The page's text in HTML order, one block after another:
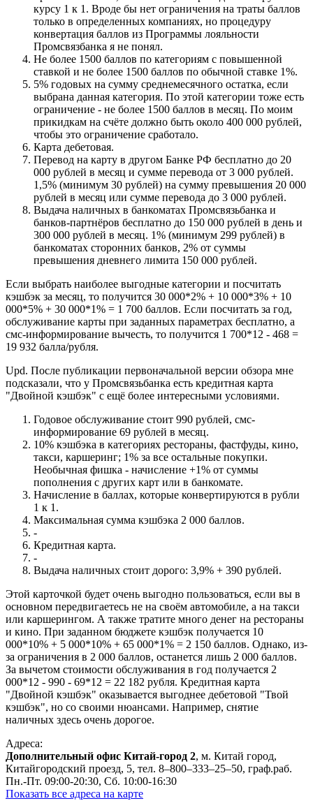
курсу 1 к 1. Вроде бы нет ограничения на траты баллов
только в определенных компаниях, но процедуру
конвертация баллов из Программы лояльности
Промсвязбанка я не понял.
Не более 1500 баллов по категориям с повышенной
ставкой и не более 1500 баллов по обычной ставке 1%.
5% годовых на сумму среднемесячного остатка, если
выбрана данная категория. По этой категории тоже есть
ограничение - не более 1500 баллов в месяц. По моим
прикидкам на счёте должно быть около 400 000 рублей,
чтобы это ограничение сработало.
Карта дебетовая.
Перевод на карту в другом Банке РФ бесплатно до 20
000 рублей в месяц и сумме перевода от 3 000 рублей.
1,5% (минимум 30 рублей) на сумму превышения 20 000
рублей в месяц или сумме перевода до 3 000 рублей.
Выдача наличных в банкоматах Промсвязьбанка и
банков-партнёров бесплатно до 150 000 рублей в день и
300 000 рублей в месяц. 1% (минимум 299 рублей) в
банкоматах сторонних банков, 2% от суммы
превышения дневнего лимита 150 000 рублей.
Если выбрать наиболее выгодные категории и посчитать
кэшбэк за месяц, то получится 30 000*2% + 10 000*3% + 10
000*5% + 30 000*1% = 1 700 баллов. Если посчитать за год,
обслуживание карты при заданных параметрах бесплатно, а
смс-информирование вычесть, то получится 1 700*12 - 468 =
19 932 балла/рубля.
Upd. После публикации первоначальной версии обзора мне
подсказали, что у Промсвязьбанка есть кредитная карта
"Двойной кэшбэк" с ещё более интересными условиями.
Годовое обслуживание стоит 990 рублей, смс-
информирование 69 рублей в месяц.
10% кэшбэка в категориях рестораны, фастфуды, кино,
такси, каршеринг; 1% за все остальные покупки.
Необычная фишка - начисление +1% от суммы
пополнения с других карт или в банкомате.
Начисление в баллах, которые конвертируются в рубли
1 к 1.
Максимальная сумма кэшбэка 2 000 баллов.
-
Кредитная карта.
-
Выдача наличных стоит дорого: 3,9% + 390 рублей.
Этой карточкой будет очень выгодно пользоваться, если вы в
основном передвигаетесь не на своём автомобиле, а на такси
или каршерингом. А также тратите много денег на рестораны
и кино. При заданном бюджете кэшбэк получается 10
000*10% + 5 000*10% + 65 000*1% = 2 150 баллов. Однако, из-
за ограничения в 2 000 баллов, останется лишь 2 000 баллов.
За вычетом стоимости обслуживания в год получается 2
000*12 - 990 - 69*12 = 22 182 рубля. Кредитная карта
"Двойной кэшбэк" оказывается выгоднее дебетовой "Твой
кэшбэк", но со своими нюансами. Например, снятие
наличных здесь очень дорогое.
Адреса:
Дополнительный офис Китай-город 2, м. Китай город,
Китайгородский проезд, 5, тел. 8‒800‒333‒25‒50, граф.раб.
Пн.-Пт. 09:00-20:30, Сб. 10:00-16:30
Показать все адреса на карте